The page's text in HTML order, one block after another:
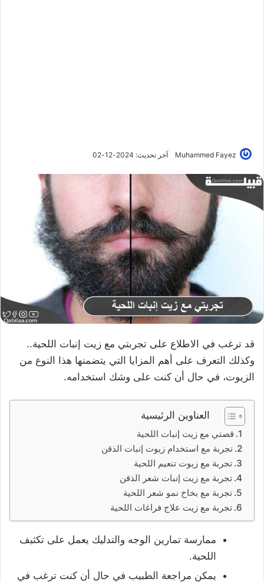
Muhammed Fayez آخر تحديث: 2024-12-02
قد ترغب في الاطلاع على تجربتي مع زيت إنبات اللحية..
وكذلك التعرف على أهم المزايا التي يتضمنها هذا النوع من
الزيوت، في حال أن كنت على وشك استخدامه.
العناوين الرئيسية
قصتي مع زيت إنبات اللحية
تجربة مع استخدام زيوت إنبات الذقن
تجربة مع زيوت تنعيم اللحية
تجربة مع زيت إنبات شعر الذقن
تجربة مع بخاخ نمو شعر اللحية
تجربة مع زيت علاج فراغات اللحية
ممارسة تمارين الوجه والتدليك يعمل على تكثيف
اللحية.
يمكن مراجعة الطبيب في حال أن كنت ترغب في